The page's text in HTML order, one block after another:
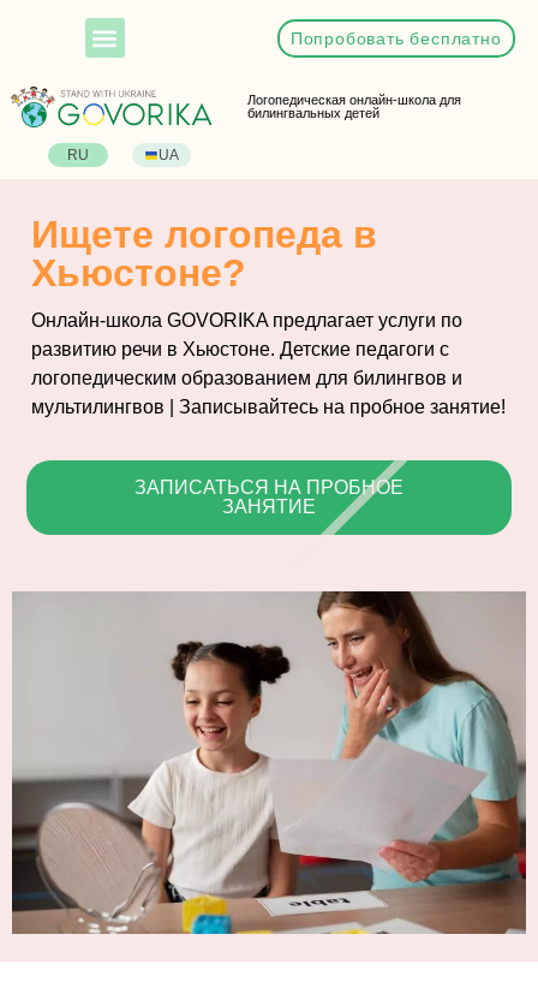
Попробовать бесплатно
Логопедическая онлайн-школа для
билингвальных детей
RU UA
Ищете логопеда в
Хьюстоне?
Онлайн-школа GOVORIKA предлагает услуги по
развитию речи в Хьюстоне. Детские педагоги с
логопедическим образованием для билингвов и
мультилингвов | Записывайтесь на пробное занятие!
ЗАПИСАТЬСЯ НА ПРОБНОЕ
ЗАНЯТИЕ